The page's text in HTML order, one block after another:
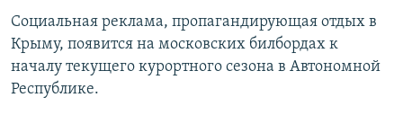
поискуИНФОГРАФИКА
ТЕЛЕПРОЕКТ КРЫМ.РЕАЛИИ
СОВЕТЫ ПРАВОЗАЩИТНИКОВ
КАК ОБОЙТИ БЛОКИРОВКУ
Українською
Qırımtatar
Социальная реклама, пропагандирующая отдых в
Крыму, появится на московских билбордах к
началу текущего курортного сезона в Автономной
Республике.